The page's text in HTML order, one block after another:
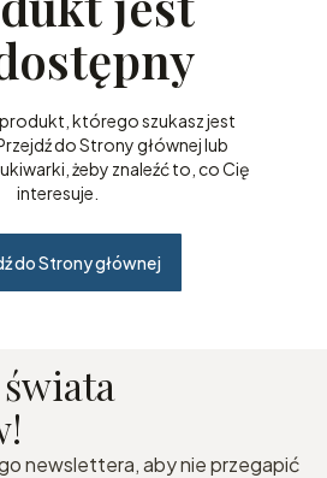
którego szukasz jest
do Strony głównej lub
żeby znaleźć to, co Cię
interesuje.
do Strony głównej
newslettera, aby nie przegapić